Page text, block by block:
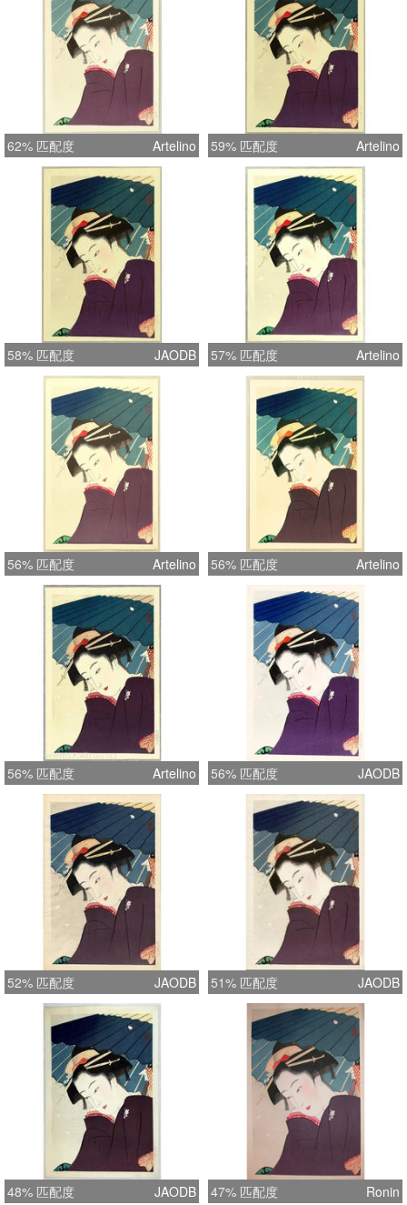
62% 匹配度 Artelino 59% 匹配度 Artelino
58% 匹配度 JAODB 57% 匹配度 Artelino
56% 匹配度 Artelino 56% 匹配度 Artelino
56% 匹配度 Artelino 56% 匹配度 JAODB
52% 匹配度 JAODB 51% 匹配度 JAODB
48% 匹配度 JAODB 47% 匹配度 Ronin